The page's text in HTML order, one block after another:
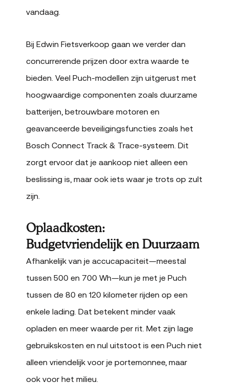
vandaag.
Bij Edwin Fietsverkoop gaan we verder dan
concurrerende prijzen door extra waarde te
bieden. Veel Puch-modellen zijn uitgerust met
hoogwaardige componenten zoals duurzame
batterijen, betrouwbare motoren en
geavanceerde beveiligingsfuncties zoals het
Bosch Connect Track & Trace-systeem. Dit
zorgt ervoor dat je aankoop niet alleen een
beslissing is, maar ook iets waar je trots op zult
zijn.
Oplaadkosten:
Budgetvriendelijk en Duurzaam
Afhankelijk van je accucapaciteit—meestal
tussen 500 en 700 Wh—kun je met je Puch
tussen de 80 en 120 kilometer rijden op een
enkele lading. Dat betekent minder vaak
opladen en meer waarde per rit. Met zijn lage
gebruikskosten en nul uitstoot is een Puch niet
alleen vriendelijk voor je portemonnee, maar
ook voor het milieu.